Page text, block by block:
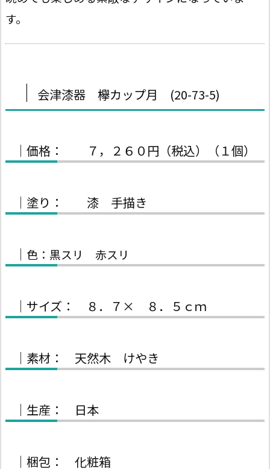
す。
｜ 会津漆器 欅カップ月 (20-73-5)
｜価格： ７，２６０円（税込）（１個）
｜塗り： 漆 手描き
｜ 色：黒スリ 赤スリ
｜サイズ： ８．７× ８．５ｃｍ
｜素材： 天然木 けやき
｜生産： 日本
｜梱包： 化粧箱